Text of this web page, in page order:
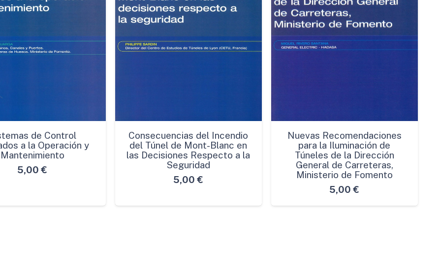
de Control
a la Operación y
Mantenimiento
5,00 €
Consecuencias del Incendio
del Túnel de Mont-Blanc en
las Decisiones Respecto a la
Seguridad
5,00 €
Nuevas Recomendaciones
para la Iluminación de
Túneles de la Dirección
General de Carreteras,
Ministerio de Fomento
5,00 €